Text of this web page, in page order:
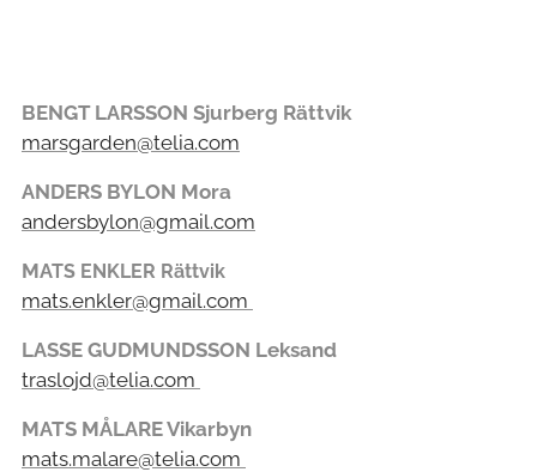
BENGT LARSSON Sjurberg Rättvik
marsgarden@telia.com
ANDERS BYLON Mora
andersbylon@gmail.com
MATS ENKLER Rättvik
mats.enkler@gmail.com
LASSE GUDMUNDSSON Leksand
traslojd@telia.com
MATS MÅLARE Vikarbyn
mats.malare@telia.com